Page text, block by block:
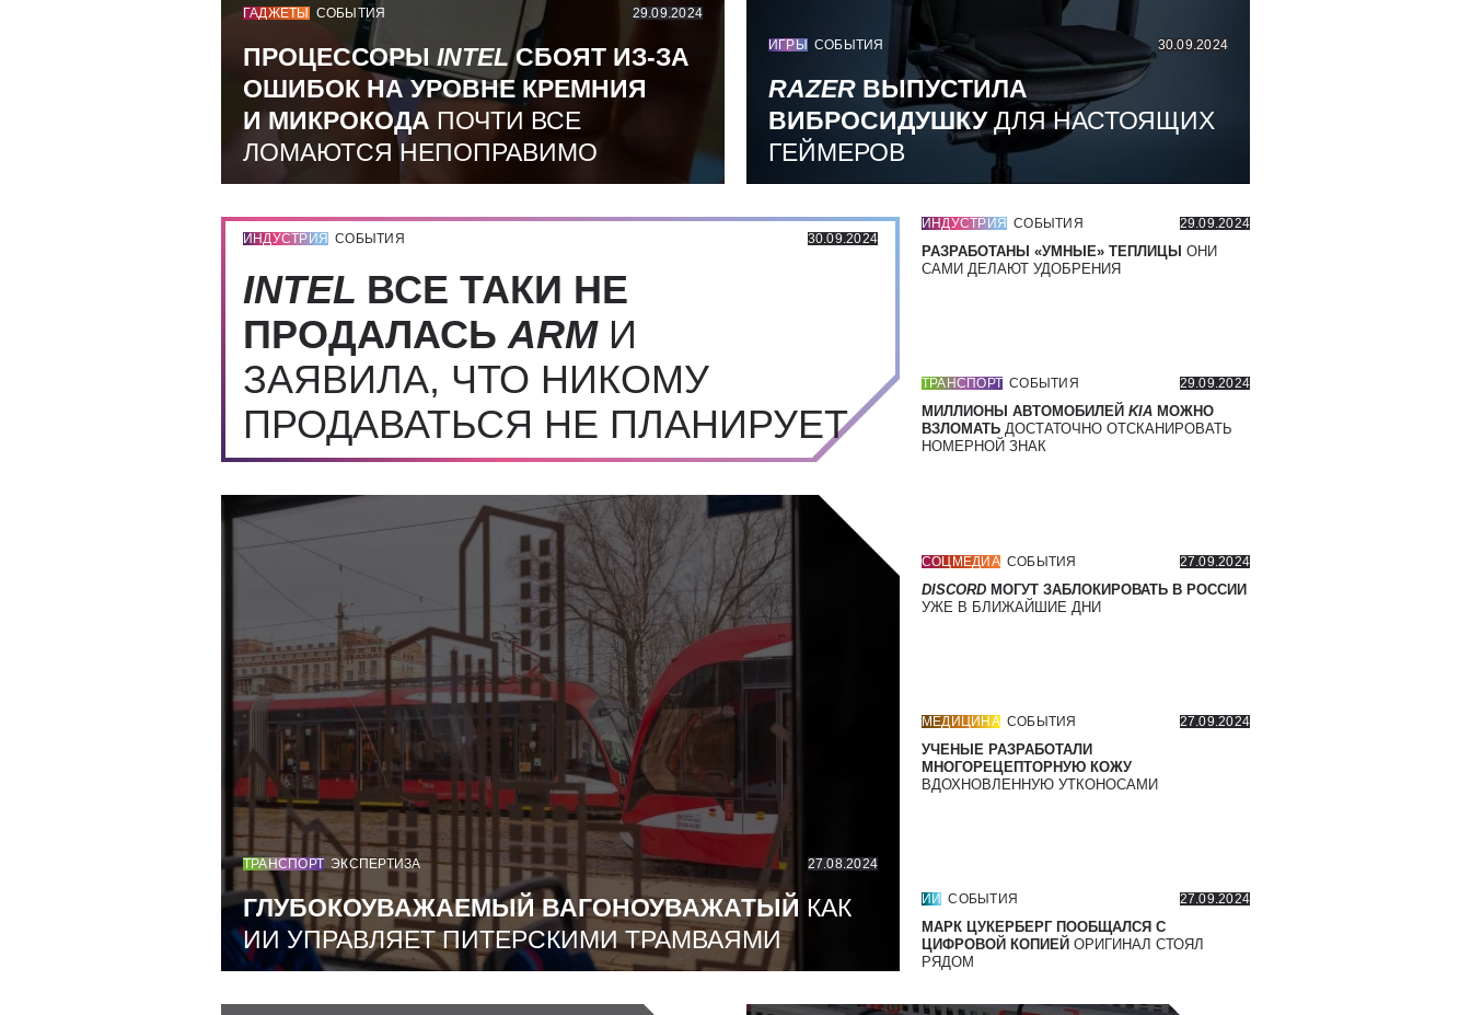
ГАДЖЕТЫ СОБЫТИЯ 29.09.2024
ПРОЦЕССОРЫ INTELСБОЯТ ИЗ-ЗА
ОШИБОК НА УРОВНЕ КРЕМНИЯ
И МИКРОКОДА ПОЧТИ ВСЕ
ЛОМАЮТСЯ НЕПОПРАВИМО
ИГРЫ СОБЫТИЯ 30.09.2024
RAZER ВЫПУСТИЛА
ВИБРОСИДУШКУДЛЯ НАСТОЯЩИХ
ГЕЙМЕРОВ
ИНДУСТРИЯ СОБЫТИЯ 30.09.2024
INTEL ВСЕ ТАКИ НЕ
ПРОДАЛАСЬ ARMИ
ЗАЯВИЛА, ЧТО НИКОМУ
ПРОДАВАТЬСЯ НЕ ПЛАНИРУЕТ
ТРАНСПОРТ ЭКСПЕРТИЗА 27.08.2024
ГЛУБОКОУВАЖАЕМЫЙ ВАГОНОУВАЖАТЫЙ КАК
ИИ УПРАВЛЯЕТ ПИТЕРСКИМИ ТРАМВАЯМИ
ИНДУСТРИЯ СОБЫТИЯ 29.09.2024
РАЗРАБОТАНЫ «УМНЫЕ» ТЕПЛИЦЫ ОНИ
САМИ ДЕЛАЮТ УДОБРЕНИЯ
ТРАНСПОРТ СОБЫТИЯ 29.09.2024
МИЛЛИОНЫ АВТОМОБИЛЕЙ KIA МОЖНО
ВЗЛОМАТЬ ДОСТАТОЧНО ОТСКАНИРОВАТЬ
НОМЕРНОЙ ЗНАК
СОЦМЕДИА СОБЫТИЯ 27.09.2024
DISCORD МОГУТ ЗАБЛОКИРОВАТЬ В РОССИИ
УЖЕ В БЛИЖАЙШИЕ ДНИ
МЕДИЦИНА СОБЫТИЯ 27.09.2024
УЧЕНЫЕ РАЗРАБОТАЛИ
МНОГОРЕЦЕПТОРНУЮ КОЖУ
ВДОХНОВЛЕННУЮ УТКОНОСАМИ
ИИ СОБЫТИЯ 27.09.2024
МАРК ЦУКЕРБЕРГ ПООБЩАЛСЯ С
ЦИФРОВОЙ КОПИЕЙ ОРИГИНАЛ СТОЯЛ
РЯДОМ